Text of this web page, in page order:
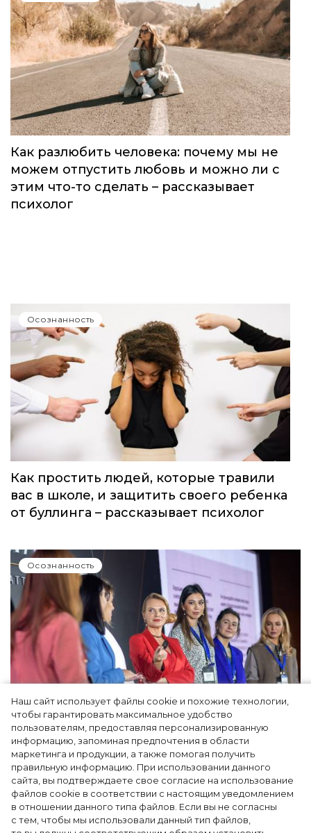
Наш сайт использует файлы cookie и похожие технологии,
чтобы гарантировать максимальное удобство
пользователям, предоставляя персонализированную
информацию, запоминая предпочтения в области
маркетинга и продукции, а также помогая получить
правильную информацию. При использовании данного
сайта, вы подтверждаете свое согласие на использование
файлов cookie в соответствии с настоящим уведомлением
в отношении данного типа файлов. Если вы не согласны
с тем, чтобы мы использовали данный тип файлов,
Как разлюбить человека: почему мы не
можем отпустить любовь и можно ли с
этим что-то сделать – рассказывает
психолог
Осознанность
Как простить людей, которые травили
вас в школе, и защитить своего ребенка
от буллинга – рассказывает психолог
Осознанность
Современный руководитель – какой он:
самое интересное с форума Woman Who
Matters